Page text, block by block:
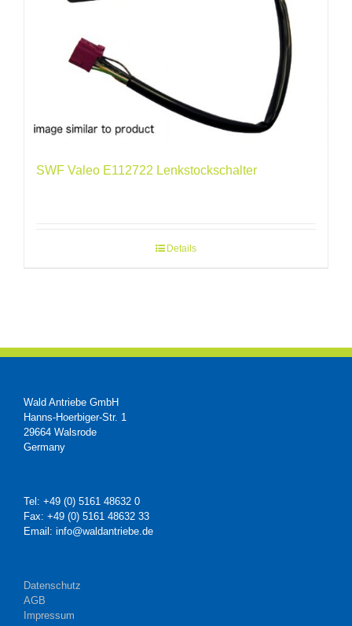
SWF Valeo E112722 Lenkstockschalter
Details
Wald Antriebe GmbH
Hanns-Hoerbiger-Str. 1
29664 Walsrode
Germany
Tel: +49 (0) 5161 48632 0
Fax: +49 (0) 5161 48632 33
Email: info@waldantriebe.de
Datenschutz
AGB
Impressum